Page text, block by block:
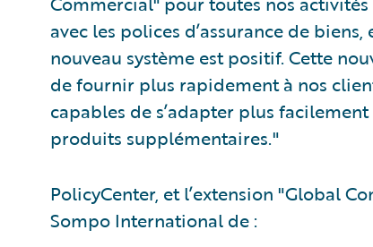
avec les polices d’assurance de
nouveau système est positif. Cette
de fournir plus rapidement à nos
capables de s’adapter plus
produits supplémentaires."
PolicyCenter, et l’extension "Global
Sompo International de :